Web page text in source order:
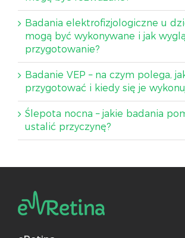
Badania elektrofizjologiczne u
mogą być wykonywane i jak
przygotowanie?
Badanie VEP – na czym polega,
przygotować i kiedy się je
Ślepota nocna – jakie badania
ustalić przyczynę?